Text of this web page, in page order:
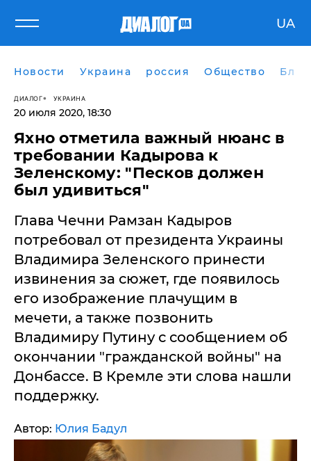
UA
Новости Украина россия Общество
ДИАЛОГ УКРАИНА
20 июля 2020, 18:30
Яхно отметила важный нюанс в
требовании Кадырова к
Зеленскому: ​"Песков должен
был удивиться"
Глава Чечни Рамзан Кадыров
потребовал от президента Украины
Владимира Зеленского принести
извинения за сюжет, где появилось
его изображение плачущим в
мечети, а также позвонить
Владимиру Путину с сообщением об
окончании "гражданской войны" на
Донбассе. В Кремле эти слова нашли
поддержку.
Автор: Юлия Бадул